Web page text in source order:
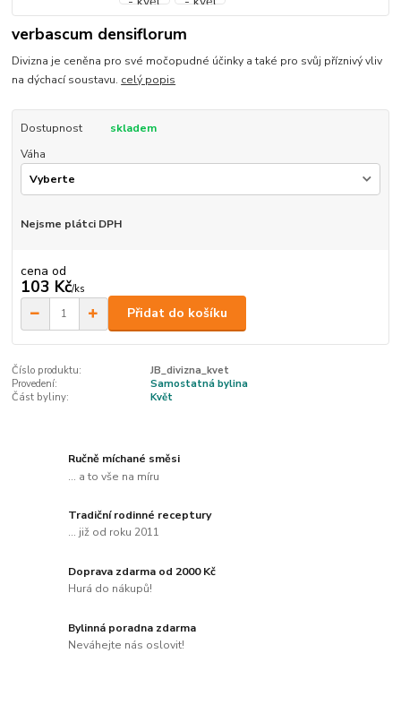
verbascum densiflorum
Divizna je ceněna pro své močopudné účinky a také pro svůj příznivý vliv
na dýchací soustavu. celý popis
Dostupnost
skladem
Váha
Nejsme plátci DPH
cena od
103 Kč/ks
Přidat do košíku
Číslo produktu:
JB_divizna_kvet
Provedení:
Samostatná bylina
Část byliny:
Květ
Ručně míchané směsi
... a to vše na míru
Tradiční rodinné receptury
... již od roku 2011
Doprava zdarma od 2000 Kč
Hurá do nákupů!
Bylinná poradna zdarma
Neváhejte nás oslovit!